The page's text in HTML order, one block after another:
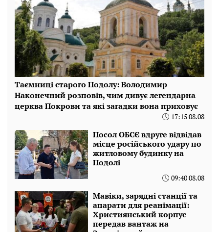
Таємниці старого Подолу: Володимир
Наконечний розповів, чим дивує легендарна
церква Покрови та які загадки вона приховує
17:15 08.08
Посол ОБСЄ вдруге відвідав
місце російського удару по
житловому будинку на
Подолі
09:40 08.08
Мавіки, зарядні станції та
апарати для реанімації:
Християнський корпус
передав вантаж на